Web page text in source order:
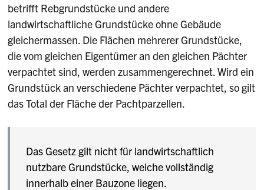
betrifft Rebgrundstücke und andere
landwirtschaftliche Grundstücke ohne Gebäude
gleichermassen. Die Flächen mehrerer Grundstücke,
die vom gleichen Eigentümer an den gleichen Pächter
verpachtet sind, werden zusammengerechnet. Wird ein
Grundstück an verschiedene Pächter verpachtet, so gilt
das Total der Fläche der Pachtparzellen.
Das Gesetz gilt nicht für landwirtschaftlich
nutzbare Grundstücke, welche vollständig
innerhalb einer Bauzone liegen.